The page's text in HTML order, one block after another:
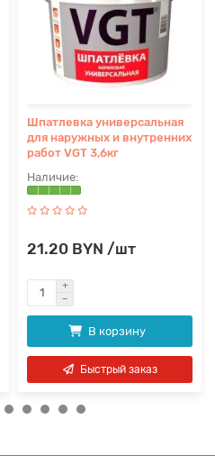
Шпатлевка универсальная
для наружных и внутренних
работ VGT 3,6кг
21.20 BYN /шт
В корзину
Быстрый заказ